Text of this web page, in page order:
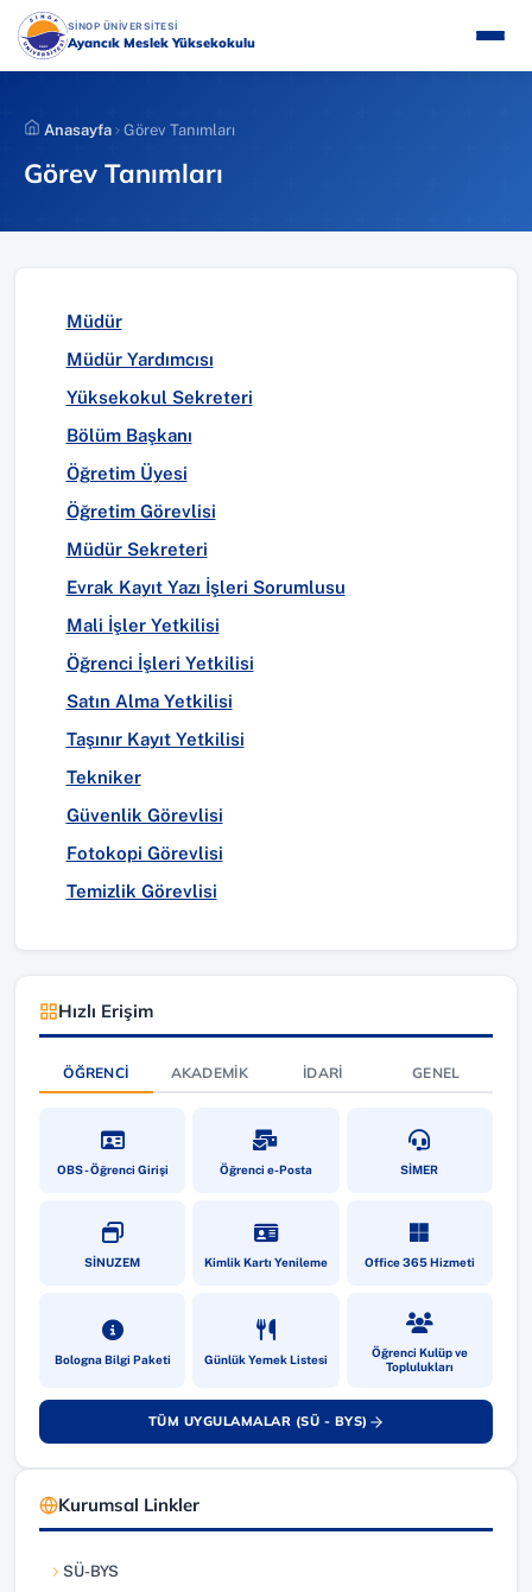
İçeriğe
atla
SİNOP ÜNİVERSİTESİ(YENI SEKMEDE AÇILIR)
Ayancık Meslek Yüksekokulu
Anasayfa Görev Tanımları
Görev Tanımları
Müdür
Müdür Yardımcısı
Yüksekokul Sekreteri
Bölüm Başkanı
Öğretim Üyesi
Öğretim Görevlisi
Müdür Sekreteri
Evrak Kayıt Yazı İşleri Sorumlusu
Mali İşler Yetkilisi
Öğrenci İşleri Yetkilisi
Satın Alma Yetkilisi
Taşınır Kayıt Yetkilisi
Tekniker
Güvenlik Görevlisi
Fotokopi Görevlisi
Temizlik Görevlisi
Hızlı Erişim
ÖĞRENCI AKADEMIK İDARI GENEL
OBS - Öğrenci Girişi(yeni sekmede açılır)Öğrenci e-Posta(yeni sekmede açılır)SİMER(yeni sekmede
SİNUZEM(yeni sekmede açılır)Kimlik Kartı Yenileme(yeni sekmede açılır)Office 365 Hizmeti
(yeni sekmede
Bologna Bilgi Paketi(yeni sekmede açılır)Günlük Yemek Listesi(yeni sekmede açılır)Öğrenci Kulüp ve
Toplulukları
(yeni sekmede
TÜM UYGULAMALAR (SÜ - BYS)
(yeni sekmede açılır)
Kurumsal Linkler
SÜ-BYS
(yeni sekmede açılır)